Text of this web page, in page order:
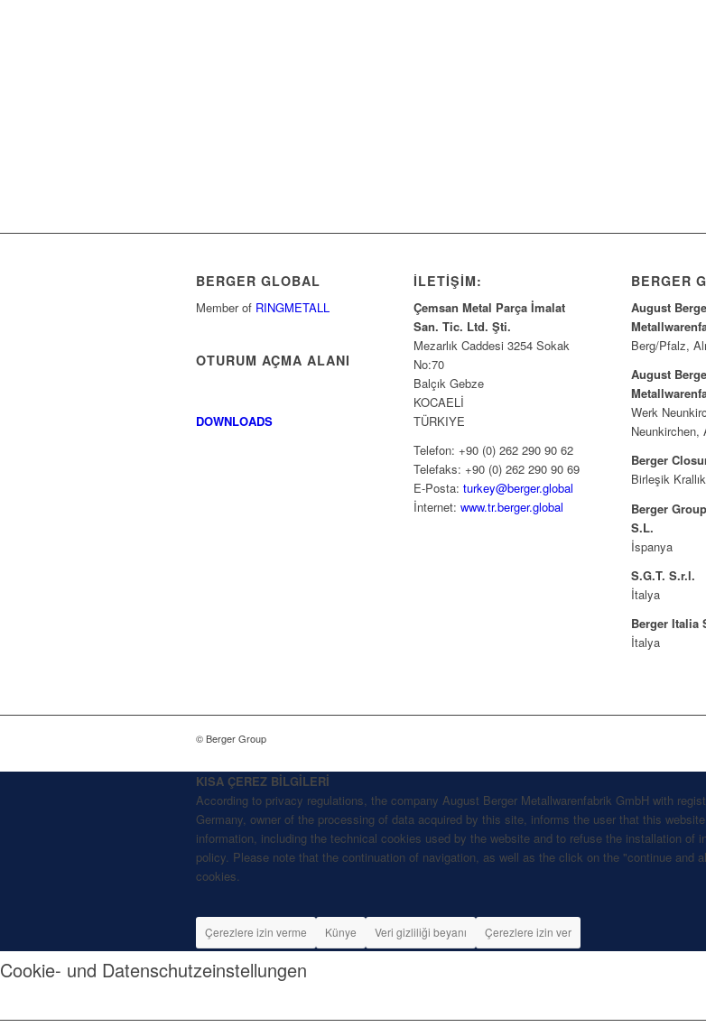
BERGER GLOBAL
Member of RINGMETALL
OTURUM AÇMA ALANI
DOWNLOADS
İLETİŞİM:
Çemsan Metal Parça İmalat
San. Tic. Ltd. Şti.
Mezarlık Caddesi 3254 Sokak
No:70
Balçık Gebze
KOCAELİ
TÜRKIYE
Telefon: +90 (0) 262 290 90 62
Telefaks: +90 (0) 262 290 90 69
E-Posta:turkey@berger.global
İnternet:www.tr.berger.global
BERGER
August
Berg/Pfalz,
August
Werk
Neunkirchen,
Berger
Birleşik Krallık
Berger
S.L.
İspanya
S.G.T. S.r.l.
İtalya
Berger Italia
İtalya
© Berger Group
KISA ÇEREZ BİLGİLERİ
According to privacy regulations, the company August Berger Metallwarenfabrik GmbH with
Germany, owner of the processing of data acquired by this site, informs the user that this
information, including the technical cookies used by the website and to refuse the installation
policy. Please note that the continuation of navigation, as well as the click on the "continue and
cookies.
Çerezlere izin verme Künye Veri gizliliği beyanı Çerezlere izin ver
Cookie- und Datenschutzeinstellungen